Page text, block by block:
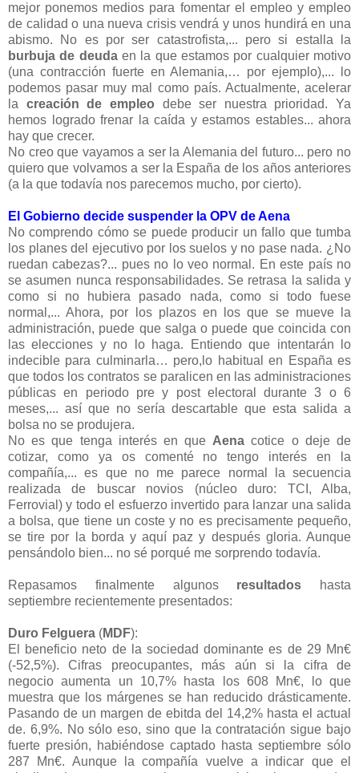
mejor ponemos medios para fomentar el empleo y empleo
de calidad o una nueva crisis vendrá y unos hundirá en una
abismo. No es por ser catastrofista,... pero si estalla la
burbuja de deudaen la que estamos por cualquier motivo
(una contracción fuerte en Alemania,… por ejemplo),... lo
podemos pasar muy mal como país. Actualmente, acelerar
la creación de empleo debe ser nuestra prioridad. Ya
hemos logrado frenar la caída y estamos estables... ahora
hay que crecer.
No creo que vayamos a ser la Alemania del futuro... pero no
quiero que volvamos a ser la España de los años anteriores
(a la que todavía nos parecemos mucho, por cierto).
El Gobierno decide suspender la OPV de Aena
No comprendo cómo se puede producir un fallo que tumba
los planes del ejecutivo por los suelos y no pase nada. ¿No
ruedan cabezas?... pues no lo veo normal. En este país no
se asumen nunca responsabilidades. Se retrasa la salida y
como si no hubiera pasado nada, como si todo fuese
normal,... Ahora, por los plazos en los que se mueve la
administración, puede que salga o puede que coincida con
las elecciones y no lo haga. Entiendo que intentarán lo
indecible para culminarla… pero,lo habitual en España es
que todos los contratos se paralicen en las administraciones
públicas en periodo pre y post electoral durante 3 o 6
meses,... así que no sería descartable que esta salida a
bolsa no se produjera.
No es que tenga interés en que Aena cotice o deje de
cotizar, como ya os comenté no tengo interés en la
compañía,... es que no me parece normal la secuencia
realizada de buscar novios (núcleo duro: TCI, Alba,
Ferrovial) y todo el esfuerzo invertido para lanzar una salida
a bolsa, que tiene un coste y no es precisamente pequeño,
se tire por la borda y aquí paz y después gloria. Aunque
pensándolo bien... no sé porqué me sorprendo todavía.
Repasamos finalmente algunos resultados hasta
septiembre recientemente presentados:
Duro Felguera (MDF):
El beneficio neto de la sociedad dominante es de 29 Mn€
(-52,5%). Cifras preocupantes, más aún si la cifra de
negocio aumenta un 10,7% hasta los 608 Mn€, lo que
muestra que los márgenes se han reducido drásticamente.
Pasando de un margen de ebitda del 14,2% hasta el actual
de. 6,9%. No sólo eso, sino que la contratación sigue bajo
fuerte presión, habiéndose captado hasta septiembre sólo
287 Mn€. Aunque la compañía vuelve a indicar que el